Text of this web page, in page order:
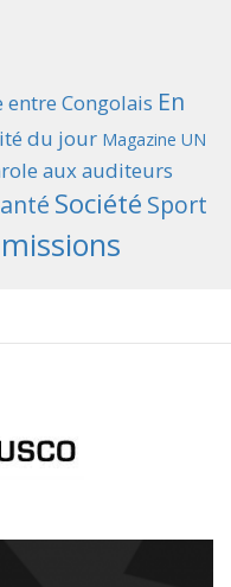
entre Congolais En
du jour Magazine UN
aux auditeurs
Société Sport